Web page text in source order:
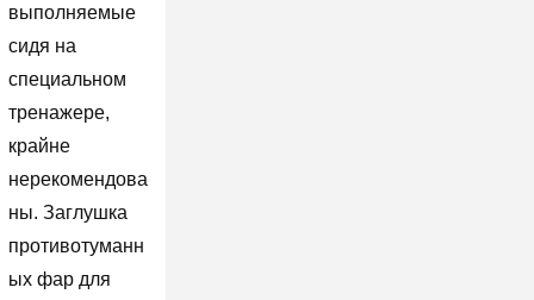
выполняемые
сидя на
специальном
тренажере,
крайне
нерекомендова
ны. Заглушка
противотуманн
ых фар для